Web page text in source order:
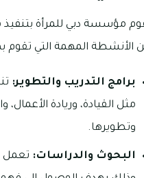
مؤسسة دبي للمرأة بتنفيذ
الأنشطة المهمة التي تقوم
برامج التدريب والتطوير:
مثل القيادة، وريادة
وتطويرها.
البحوث والدراسات: تعمل